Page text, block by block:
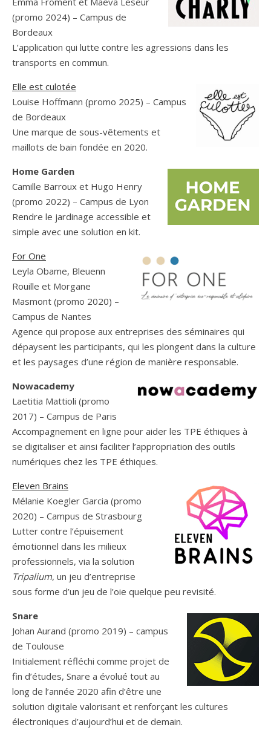
(promo 2024) – Campus de
Bordeaux
L’application qui lutte contre les agressions dans les
transports en commun.
Elle est culotée
Louise Hoffmann (promo 2025) – Campus
de Bordeaux
Une marque de sous-vêtements et
maillots de bain fondée en 2020.
Home Garden
Camille Barroux et Hugo Henry
(promo 2022) – Campus de Lyon
Rendre le jardinage accessible et
simple avec une solution en kit.
For One
Leyla Obame, Bleuenn
Rouille et Morgane
Masmont (promo 2020) –
Campus de Nantes
Agence qui propose aux entreprises des séminaires qui
dépaysent les participants, qui les plongent dans la culture
et les paysages d’une région de manière responsable.
Nowacademy
Laetitia Mattioli (promo
2017) – Campus de Paris
Accompagnement en ligne pour aider les TPE éthiques à
se digitaliser et ainsi faciliter l’appropriation des outils
numériques chez les TPE éthiques.
Eleven Brains
Mélanie Koegler Garcia (promo
2020) – Campus de Strasbourg
Lutter contre l’épuisement
émotionnel dans les milieux
professionnels, via la solution
Tripalium, un jeu d’entreprise
sous forme d’un jeu de l’oie quelque peu revisité.
Snare
Johan Aurand (promo 2019) – campus
de Toulouse
Initialement réfléchi comme projet de
fin d’études, Snare a évolué tout au
long de l’année 2020 afin d’être une
solution digitale valorisant et renforçant les cultures
électroniques d’aujourd’hui et de demain.